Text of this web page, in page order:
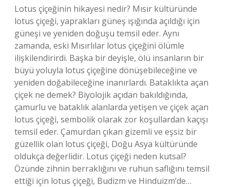
Lotus çiçeğinin hikayesi nedir? Mısır kültüründe
lotus çiçeği, yaprakları güneş ışığında açıldığı için
güneşi ve yeniden doğuşu temsil eder. Aynı
zamanda, eski Mısırlılar lotus çiçeğini ölümle
ilişkilendirirdi. Başka bir deyişle, ölü insanların bir
büyü yoluyla lotus çiçeğine dönüşebileceğine ve
yeniden doğabileceğine inanırlardı. Bataklıkta açan
çiçek ne demek? Biyolojik açıdan bakıldığında,
çamurlu ve bataklık alanlarda yetişen ve çiçek açan
lotus çiçeği, sembolik olarak zor koşullardan kaçışı
temsil eder. Çamurdan çıkan gizemli ve eşsiz bir
güzellik olan lotus çiçeği, Doğu Asya kültüründe
oldukça değerlidir. Lotus çiçeği neden kutsal?
Özünde zihnin berraklığını ve ruhun saflığını temsil
ettiği için lotus çiçeği, Budizm ve Hinduizm’de…